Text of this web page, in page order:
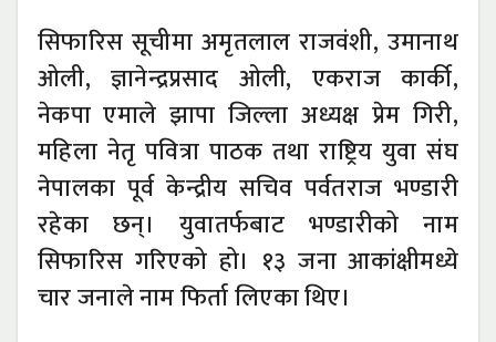
सिफारिस सूचीमा अमृतलाल राजवंशी, उमानाथ
ओली, ज्ञानेन्द्रप्रसाद ओली, एकराज कार्की,
नेकपा एमाले झापा जिल्ला अध्यक्ष प्रेम गिरी,
महिला नेतृ पवित्रा पाठक तथा राष्ट्रिय युवा संघ
नेपालका पूर्व केन्द्रीय सचिव पर्वतराज भण्डारी
रहेका छन्। युवातर्फबाट भण्डारीको नाम
सिफारिस गरिएको हो। १३ जना आकांक्षीमध्ये
चार जनाले नाम फिर्ता लिएका थिए।